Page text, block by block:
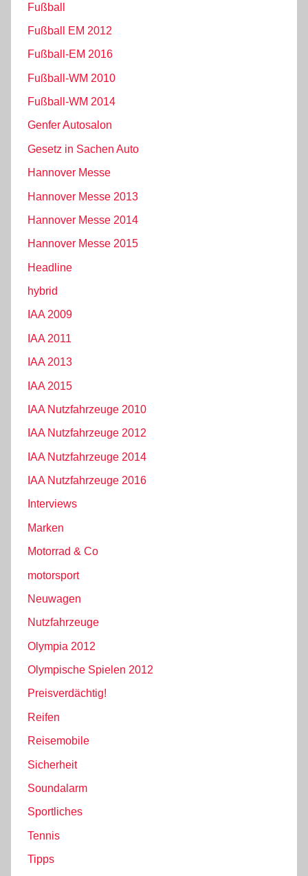
Fußball
Fußball EM 2012
Fußball-EM 2016
Fußball-WM 2010
Fußball-WM 2014
Genfer Autosalon
Gesetz in Sachen Auto
Hannover Messe
Hannover Messe 2013
Hannover Messe 2014
Hannover Messe 2015
Headline
hybrid
IAA 2009
IAA 2011
IAA 2013
IAA 2015
IAA Nutzfahrzeuge 2010
IAA Nutzfahrzeuge 2012
IAA Nutzfahrzeuge 2014
IAA Nutzfahrzeuge 2016
Interviews
Marken
Motorrad & Co
motorsport
Neuwagen
Nutzfahrzeuge
Olympia 2012
Olympische Spielen 2012
Preisverdächtig!
Reifen
Reisemobile
Sicherheit
Soundalarm
Sportliches
Tennis
Tipps